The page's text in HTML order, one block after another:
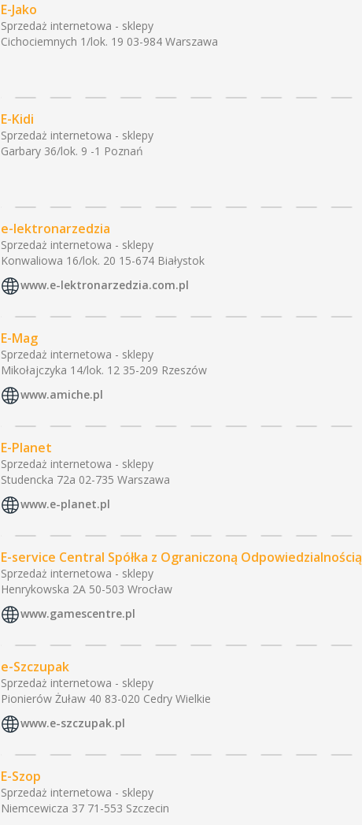
E-Jako
Sprzedaż internetowa - sklepy
Cichociemnych 1/lok. 19 03-984 Warszawa
E-Kidi
Sprzedaż internetowa - sklepy
Garbary 36/lok. 9 -1 Poznań
e-lektronarzedzia
Sprzedaż internetowa - sklepy
Konwaliowa 16/lok. 20 15-674 Białystok
www.e-lektronarzedzia.com.pl
E-Mag
Sprzedaż internetowa - sklepy
Mikołajczyka 14/lok. 12 35-209 Rzeszów
www.amiche.pl
E-Planet
Sprzedaż internetowa - sklepy
Studencka 72a 02-735 Warszawa
www.e-planet.pl
E-service Central Spółka z Ograniczoną Odpowiedzialnością
Sprzedaż internetowa - sklepy
Henrykowska 2A 50-503 Wrocław
www.gamescentre.pl
e-Szczupak
Sprzedaż internetowa - sklepy
Pionierów Żuław 40 83-020 Cedry Wielkie
www.e-szczupak.pl
E-Szop
Sprzedaż internetowa - sklepy
Niemcewicza 37 71-553 Szczecin